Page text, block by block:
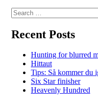
Search
for:
Recent Posts
Hunting for blurred
Hittaut
Tips: Så kommer du
Six Star finisher
Heavenly Hundred